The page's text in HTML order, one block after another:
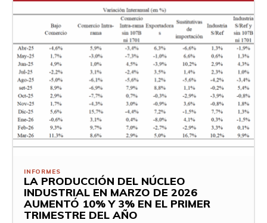
INFORMES
LA PRODUCCIÓN DEL NÚCLEO
INDUSTRIAL EN MARZO DE 2026
AUMENTÓ 10% Y 3% EN EL PRIMER
TRIMESTRE DEL AÑO